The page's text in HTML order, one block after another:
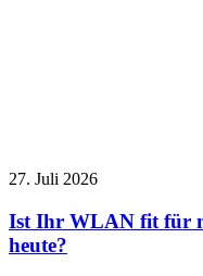
27. Juli 2026
Ist Ihr WLAN fit für
heute?